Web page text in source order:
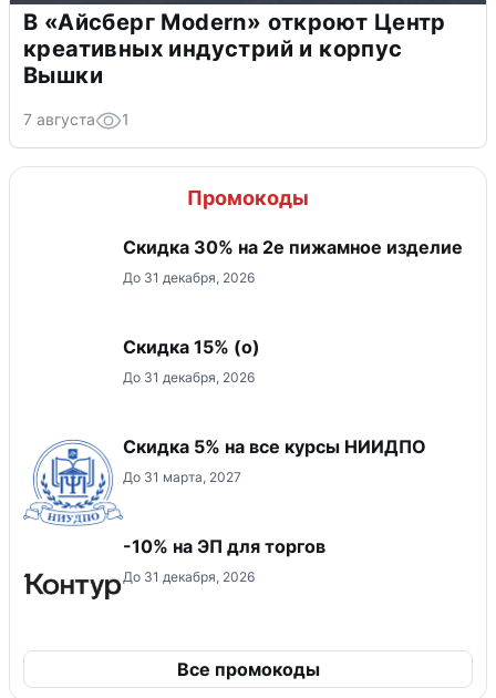
В «Айсберг Modern» откроют Центр
креативных индустрий и корпус
Вышки
7 августа 1
Промокоды
Скидка 30% на 2е пижамное изделие
До 31 декабря, 2026
Скидка 15% (о)
До 31 декабря, 2026
Скидка 5% на все курсы НИИДПО
До 31 марта, 2027
-10% на ЭП для торгов
До 31 декабря, 2026
Все промокоды